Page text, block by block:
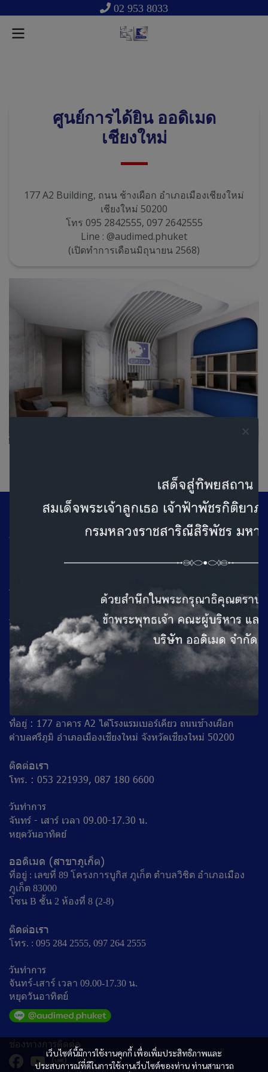
02 953 8033
ศูนย์การได้ยิน ออดิเมด
เชียงใหม่
177 A2 Building, ถนน ช้างเผือก อำเภอเมืองเชียงใหม่
เชียงใหม่ 50200
โทร 095 2842555, 097 2642555
Line : @audimed.phuket
(เปิดทำการเดือนมิถุนายน 2568)
เว็บไซต์นี้มีการใช้งานคุกกี้ เพื่อเพิ่มประสิทธิภาพและ
ประสบการณ์ที่ดีในการใช้งานเว็บไซต์ของท่าน ท่านสามารถ
ออดิเมดสำนักงานใหญ่ (กรุงเทพ)
ที่อยู่ : 100/101 ถ.เทศบาลสงเคราะห์แขวงลาดยาว เขตจตุจักร
โทร : 02 953 8033 (Auto)
วันทำการ
จันทร์ - ศุกร์ เวลา 08.30-16.30 น.
เสาร์ เวลา 09.00 - 16.30 น.
หยุดวันอาทิตย์
ที่อยู่ : 177 อาคาร A2 ไต้โรงแรมเบอร์เคียว ถนนช้างเผือก
ตำบลศรีภูมิ อำเภอเมืองเชียงใหม่ จังหวัดเชียงใหม่ 50200
ติดต่อเรา
โทร. : 053 221939, 087 180 6600
วันทำการ
จันทร์ - เสาร์ เวลา 09.00-17.30 น.
หยุดวันอาทิตย์
ออดิเมด (สาขาภูเก็ต)
ที่อยู่ : เลขที่ 89 โครงการบูกิส ภูเก็ต ตำบลวิชิต อำเภอเมือง
ภูเก็ต 83000
โซน B ชั้น 2 ห้องที่ 8 (ฺ2-8)
ติดต่อเรา
โทร. : 095 284 2555, 097 264 2555
วันทำการ
จันทร์-เสาร์ เวลา 09.00-17.30 น.
หยุดวันอาทิตย์
ช่องทางการติดต่อ